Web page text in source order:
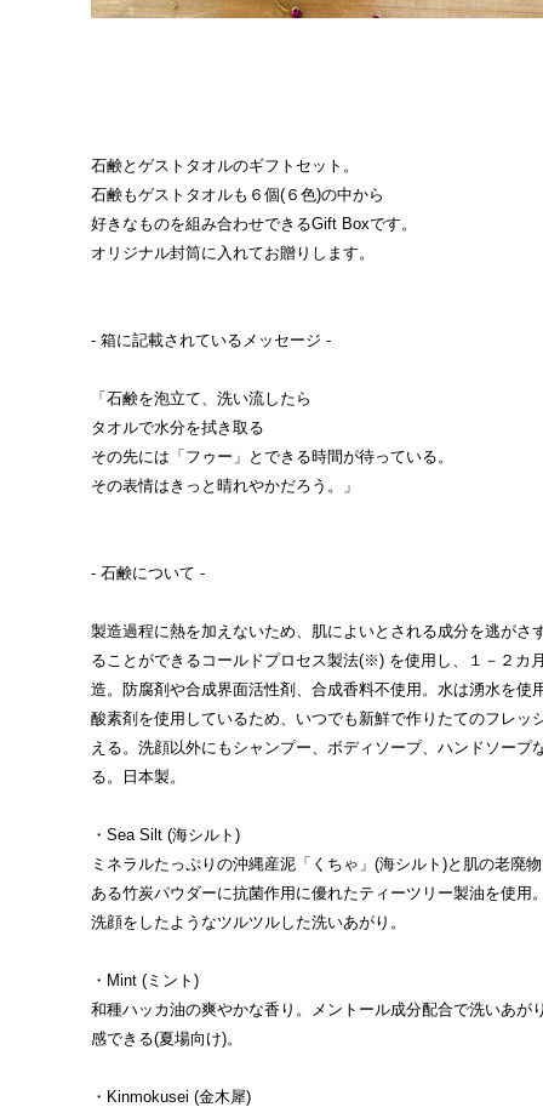
石鹸とゲストタオルのギフトセット。
石鹸もゲストタオルも６個(６色)の中から
好きなものを組み合わせできるGift Boxです。
オリジナル封筒に入れてお贈りします。
- 箱に記載されているメッセージ -
「石鹸を泡立て、洗い流したら
タオルで水分を拭き取る
その先には「フゥー」とできる時間が待っている。
その表情はきっと晴れやかだろう。」
- 石鹸について -
製造過程に熱を加えないため、肌によいとされる成分を逃がさ
ることができるコールドプロセス製法(※) を使用し、１－２カ
造。防腐剤や合成界面活性剤、合成香料不使用。水は湧水を使
酸素剤を使用しているため、いつでも新鮮で作りたてのフレッ
える。洗顔以外にもシャンプー、ボディソープ、ハンドソープ
る。日本製。
・Sea Silt (海シルト)
ミネラルたっぷりの沖縄産泥「くちゃ」(海シルト)と肌の老廃
ある竹炭パウダーに抗菌作用に優れたティーツリー製油を使用
洗顔をしたようなツルツルした洗いあがり。
・Mint (ミント)
和種ハッカ油の爽やかな香り。メントール成分配合で洗いあが
感できる(夏場向け)。
・Kinmokusei (金木犀)